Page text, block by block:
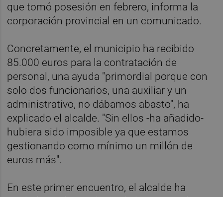
que tomó posesión en febrero, informa la
corporación provincial en un comunicado.
Concretamente, el municipio ha recibido
85.000 euros para la contratación de
personal, una ayuda "primordial porque con
solo dos funcionarios, una auxiliar y un
administrativo, no dábamos abasto", ha
explicado el alcalde. "Sin ellos -ha añadido-
hubiera sido imposible ya que estamos
gestionando como mínimo un millón de
euros más".
En este primer encuentro, el alcalde ha